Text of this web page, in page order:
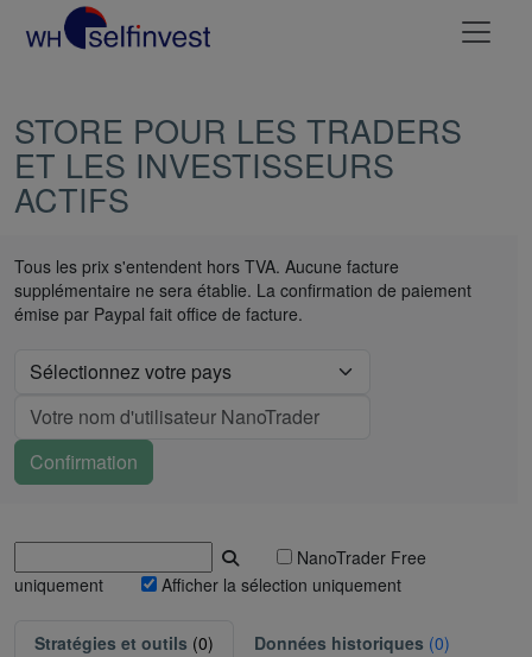
STORE POUR LES TRADERS
ET LES INVESTISSEURS
ACTIFS
Tous les prix s'entendent hors TVA. Aucune facture
supplémentaire ne sera établie. La confirmation de paiement
émise par Paypal fait office de facture.
NanoTrader Free
uniquement
Afficher la sélection uniquement
Stratégies et outils (0) Données historiques (0)